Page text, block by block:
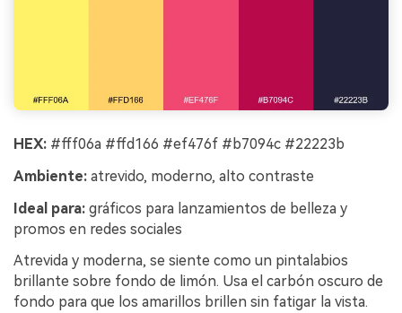
HEX: #fff06a #ffd166 #ef476f #b7094c #22223b
Ambiente: atrevido, moderno, alto contraste
Ideal para: gráficos para lanzamientos de belleza y
promos en redes sociales
Atrevida y moderna, se siente como un pintalabios
brillante sobre fondo de limón. Usa el carbón oscuro de
fondo para que los amarillos brillen sin fatigar la vista.